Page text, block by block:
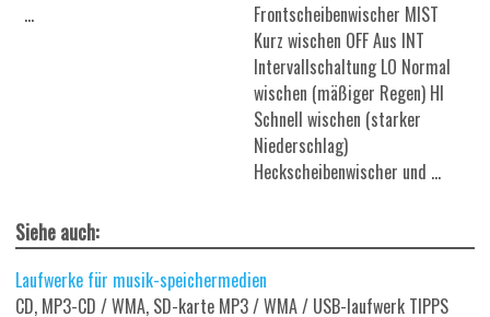
...
Frontscheibenwischer MIST
Kurz wischen OFF Aus INT
Intervallschaltung LO Normal
wischen (mäßiger Regen) HI
Schnell wischen (starker
Niederschlag)
Heckscheibenwischer und ...
Siehe auch:
Laufwerke für musik-speichermedien
CD, MP3-CD / WMA, SD-karte MP3 / WMA / USB-laufwerk TIPPS